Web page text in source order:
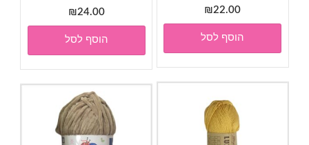
₪22.00
הוסף לסל
₪24.00
הוסף לסל